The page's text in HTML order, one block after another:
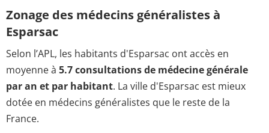
Zonage des médecins généralistes à
Esparsac
Selon l’APL, les habitants d'Esparsac ont accès en
moyenne à 5.7 consultations de médecine générale
par an et par habitant. La ville d'Esparsac est mieux
dotée en médecins généralistes que le reste de la
France.